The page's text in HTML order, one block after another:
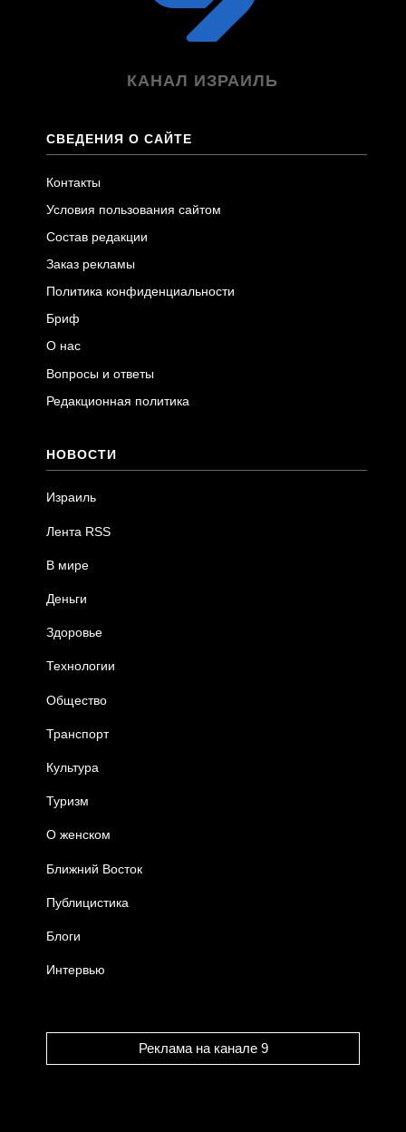
КАНАЛ ИЗРАИЛЬ
СВЕДЕНИЯ О САЙТЕ
Контакты
Условия пользования сайтом
Состав редакции
Заказ рекламы
Политика конфиденциальности
Бриф
О нас
Вопросы и ответы
Редакционная политика
НОВОСТИ
Израиль
Лента RSS
В мире
Деньги
Здоровье
Технологии
Общество
Транспорт
Культура
Туризм
О женском
Ближний Восток
Публицистика
Блоги
Интервью
Реклама на канале 9